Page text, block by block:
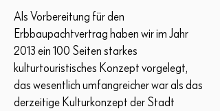
Als Vorbereitung für den
Erbbaupachtvertrag haben wir im Jahr
2013 ein 100 Seiten starkes
kulturtouristisches Konzept vorgelegt,
das wesentlich umfangreicher war als das
derzeitige Kulturkonzept der Stadt